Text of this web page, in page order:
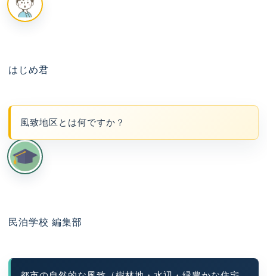
はじめ君
風致地区とは何ですか？
民泊学校 編集部